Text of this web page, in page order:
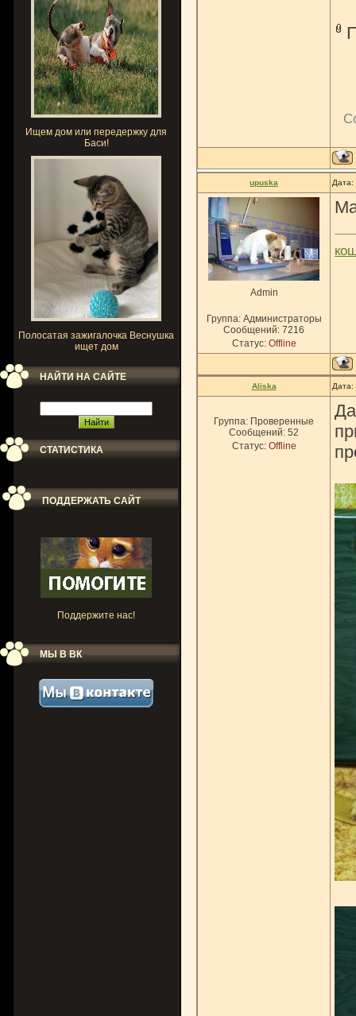
Ищем дом или передержку для
Баси!
Полосатая зажигалочка Веснушка
ищет дом
НАЙТИ НА САЙТЕ
СТАТИСТИКА
ПОДДЕРЖАТЬ САЙТ
Поддержите нас!
МЫ В ВК
upuska Дата:
Admin
Группа: Администраторы
Сообщений: 7216
Статус: Offline
Aliska
Группа: Проверенные
Сообщений: 52
Статус: Offline